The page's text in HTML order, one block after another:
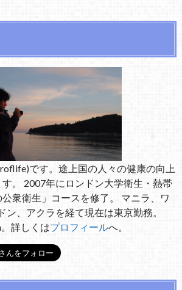
です。途上国の人々の健康の向上
。 2007年にロンドン大学衛生・熱帯
衆衛生」コースを修了。 マニラ、ワ
ン、アクラを経て現在は東京勤務。
詳しくはプロフィールへ。